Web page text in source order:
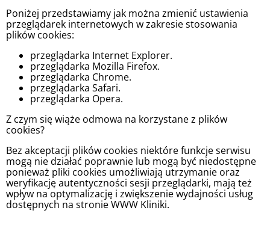
Poniżej przedstawiamy jak można zmienić ustawienia
przeglądarek internetowych w zakresie stosowania
plików cookies:
przeglądarka Internet Explorer.
przeglądarka Mozilla Firefox.
przeglądarka Chrome.
przeglądarka Safari.
przeglądarka Opera.
Z czym się wiąże odmowa na korzystane z plików
cookies?
Bez akceptacji plików cookies niektóre funkcje serwisu
mogą nie działać poprawnie lub mogą być niedostępne
ponieważ pliki cookies umożliwiają utrzymanie oraz
weryfikację autentyczności sesji przeglądarki, mają też
wpływ na optymalizację i zwiększenie wydajności usług
dostępnych na stronie WWW Kliniki.